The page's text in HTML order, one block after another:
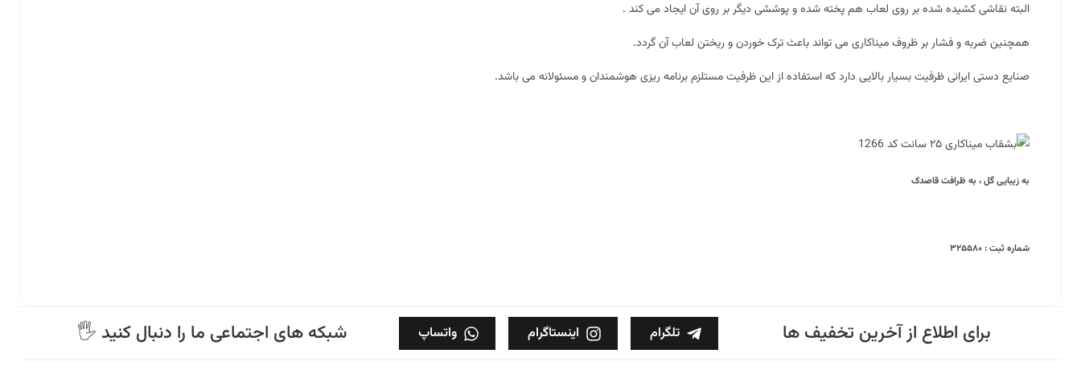
البته نقاشی کشیده شده بر روی لعاب هم پخته شده و پوششی دیگر بر روی آن ایجاد می کند .
همچنین ضربه و فشار بر ظروف میناکاری می تواند باعث ترک خوردن و ریختن لعاب آن گردد.
صنایع دستی ایرانی ظرفیت بسیار بالایی دارد که استفاده از این ظرفیت مستلزم برنامه ریزی هوشمندان و مسئولانه می باشد.
به زیبایی گل ، به ظرافت قاصدک
شماره ثبت : ۳۲۵۵۸۰
🖐 شبکه های اجتماعی ما را دنبال کنید تلگرام اینستاگرام واتساپ برای اطلاع از آخرین تخفیف ها